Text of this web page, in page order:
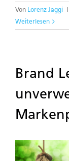
Von Lorenz Jaggi
Weiterlesen
Brand